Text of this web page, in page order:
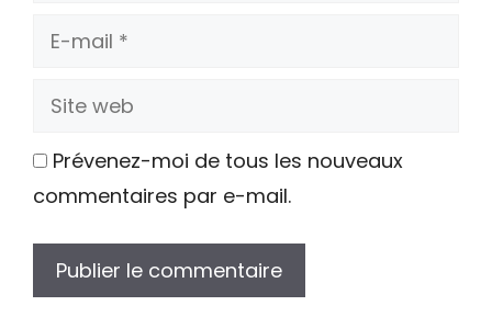
E-
Site
Prévenez-moi de tous les nouveaux
commentaires par e-mail.